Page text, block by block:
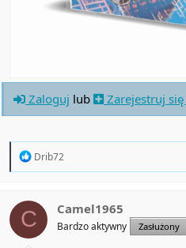
Zaloguj lub Zarejestruj się
R
t
i
Drib72
C Camel1965
Bardzo aktywny Zasłużony